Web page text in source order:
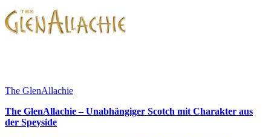
The GlenAllachie
The GlenAllachie – Unabhängiger Scotch mit Charakter aus
der Speyside